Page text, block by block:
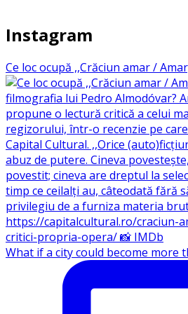
Instagram
Ce loc ocupă ,,Crăciun amar /
What if a city could become more